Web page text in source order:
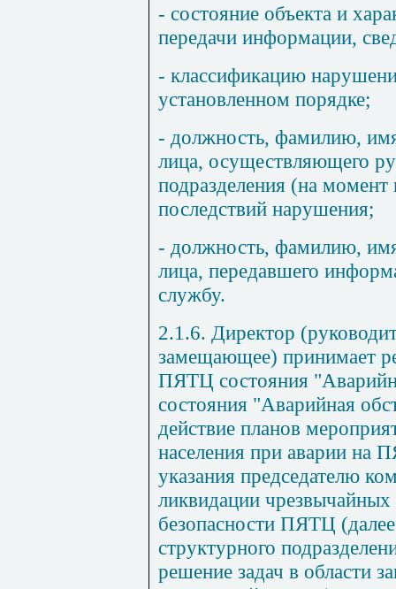
- состояние объекта и
передачи информации,
- классификацию
установленном порядке;
- должность, фамилию,
лица, осуществляющего
подразделения (на
последствий нарушения;
- должность, фамилию,
лица, передавшего
службу.
2.1.6. Директор
замещающее) принимает
ПЯТЦ состояния
состояния "Аварийная
действие планов
населения при аварии на
указания председателю
ликвидации
безопасности ПЯТЦ
структурного
решение задач в области